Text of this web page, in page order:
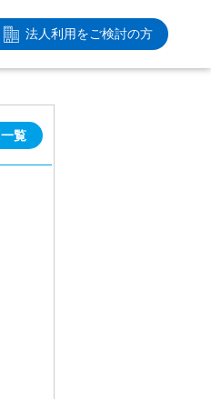
法人利用をご検討の方
一覧